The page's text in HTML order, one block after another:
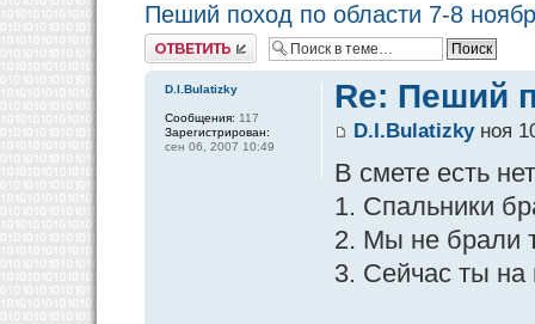
Пеший поход по области 7-8
Ответить
Re: Пеший
D.I.Bulatizkyноя
В смете есть
1. Спальники
2. Мы не брали
3. Сейчас ты на
D.I.Bulatizky
Сообщения: 117
Зарегистрирован:
сен 06, 2007 10:49